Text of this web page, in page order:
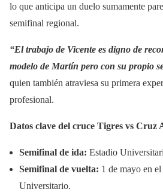
lo que anticipa un duelo sumamente
semifinal regional.
“El trabajo de Vicente es digno de
modelo de Martín pero con su propio
quien también atraviesa su primera
profesional.
Datos clave del cruce Tigres vs Cruz
Semifinal de ida: Estadio
Semifinal de vuelta: 1 de mayo en
Universitario.